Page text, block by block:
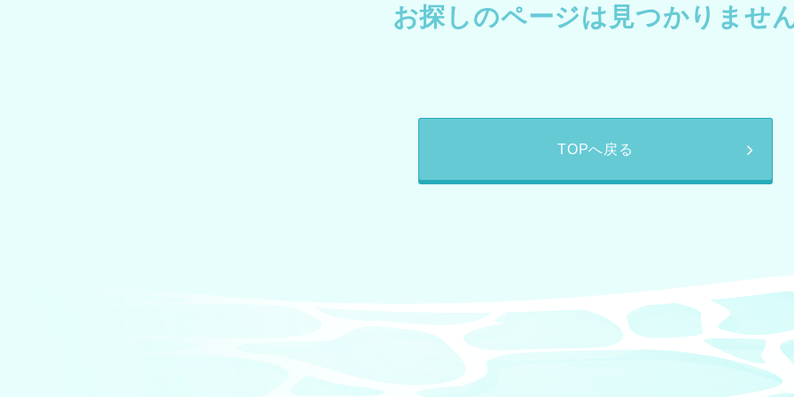
お探しのページは見つかりませ
TOPへ戻る